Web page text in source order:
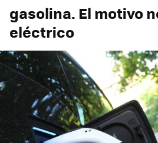
gasolina. El motivo
eléctrico